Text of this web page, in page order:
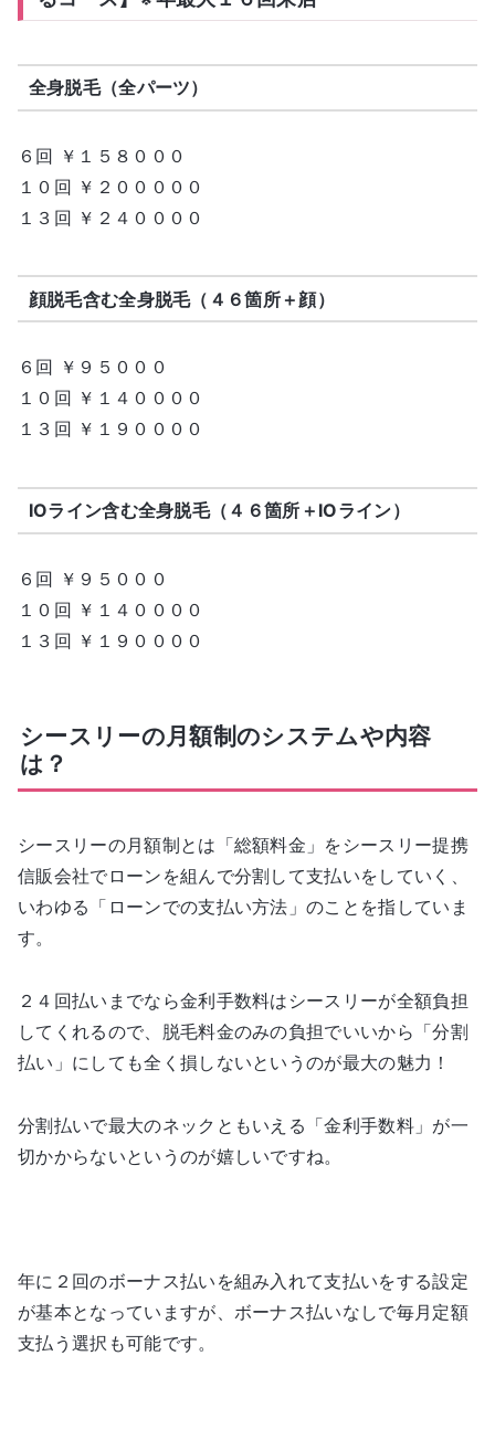
全身脱毛（全パーツ）
６回 ￥１５８０００
１０回 ￥２０００００
１３回 ￥２４００００
顔脱毛含む全身脱毛（４６箇所＋顔）
６回 ￥９５０００
１０回 ￥１４００００
１３回 ￥１９００００
IOライン含む全身脱毛（４６箇所＋IOライン）
６回 ￥９５０００
１０回 ￥１４００００
１３回 ￥１９００００
シースリーの月額制のシステムや内容
は？
シースリーの月額制とは「総額料金」をシースリー提携
信販会社でローンを組んで分割して支払いをしていく、
いわゆる「ローンでの支払い方法」のことを指していま
す。
２４回払いまでなら金利手数料はシースリーが全額負担
してくれるので、脱毛料金のみの負担でいいから「分割
払い」にしても全く損しないというのが最大の魅力！
分割払いで最大のネックともいえる「金利手数料」が一
切かからないというのが嬉しいですね。
年に２回のボーナス払いを組み入れて支払いをする設定
が基本となっていますが、ボーナス払いなしで毎月定額
支払う選択も可能です。